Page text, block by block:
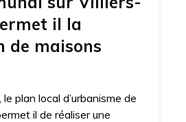
il la
de maisons
plan local d’urbanisme de
il de réaliser une